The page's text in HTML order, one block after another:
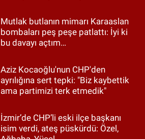
Mutlak butlanın mimarı Karaaslan
bombaları peş peşe patlattı: İyi ki
bu davayı açtım…
Aziz Kocaoğlu'nun CHP'den
ayrılığına sert tepki: "Biz kaybettik
ama partimizi terk etmedik"
İzmir’de CHP’li eski ilçe başkanı
isim verdi, ateş püskürdü: Özel,